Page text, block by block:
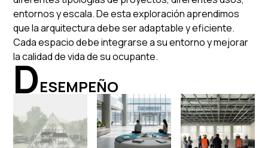
entornos y escala. De esta exploración aprendimos
que la arquitectura debe ser adaptable y eficiente.
Cada espacio debe integrarse a su entorno y mejorar
la calidad de vida de su ocupante.
DESEMPEÑO